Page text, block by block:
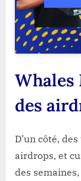
Whales
des
D’un côté,
airdrops, et
des